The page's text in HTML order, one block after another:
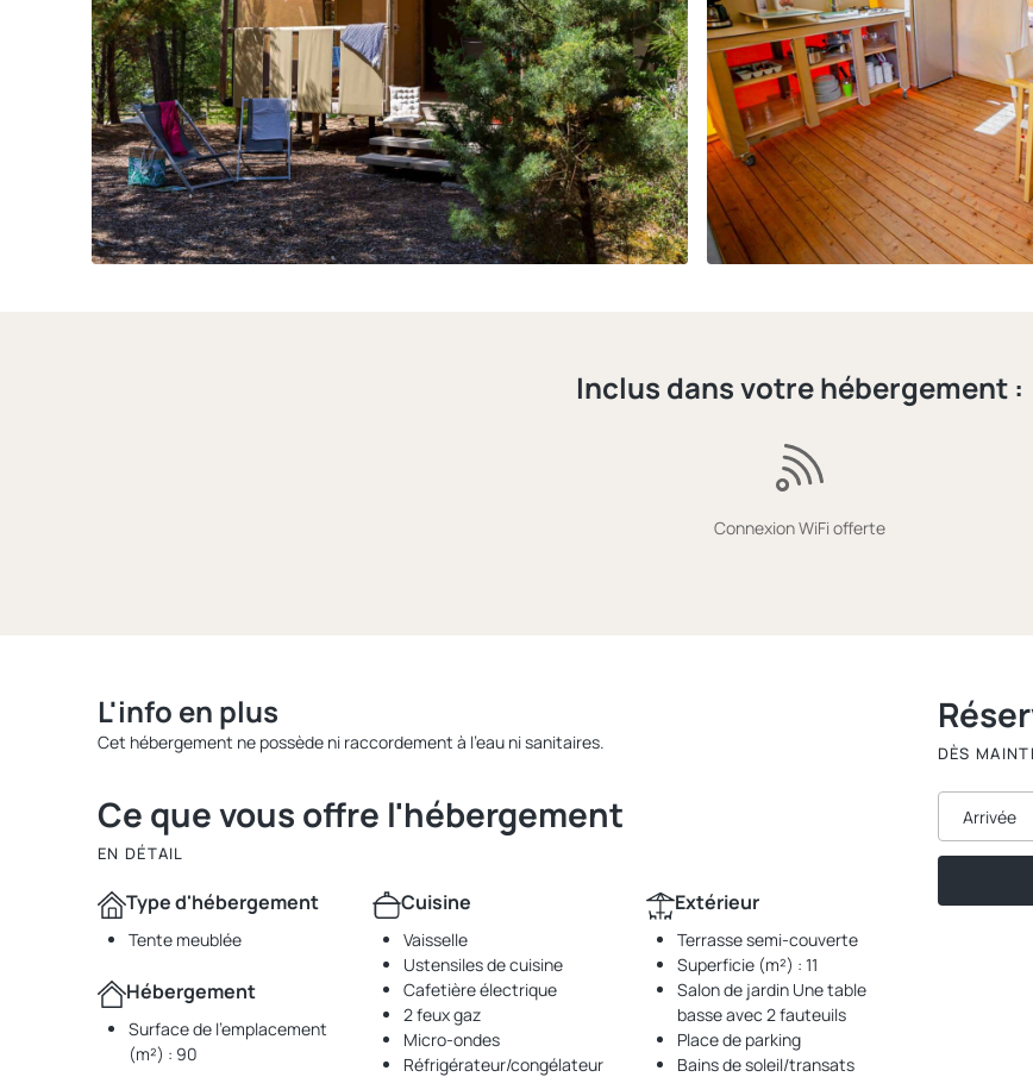
Inclus dans votre hébergement :
Connexion WiFi offerte
L'info en plus
Cet hébergement ne possède ni raccordement à l’eau ni sanitaires.
Ce que vous offre l'hébergement
EN DÉTAIL
Type d'hébergement
Tente meublée
Hébergement
Surface de l'emplacement
(m²) : 90
Cuisine
Vaisselle
Ustensiles de cuisine
Cafetière électrique
2 feux gaz
Micro-ondes
Réfrigérateur/congélateur
Extérieur
Terrasse semi-couverte
Superficie (m²) : 11
Salon de jardin Une table
basse avec 2 fauteuils
Place de parking
Bains de soleil/transats
DÈS
Arrivée